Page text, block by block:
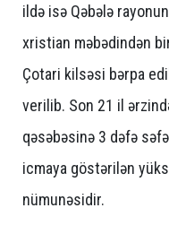
ildə isə Qəbələ
xristian məbədindən
Çotari kilsəsi bərpa
verilib. Son 21 il
qəsəbəsinə 3 dəfə
icmaya göstərilən
nümunəsidir.